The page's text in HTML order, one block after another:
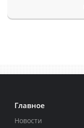
Главное
Новости